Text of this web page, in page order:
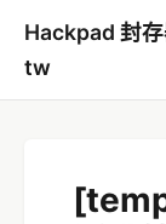
Hackpad 封
tw